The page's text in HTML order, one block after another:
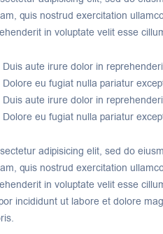
quis nostrud exercitation
in voluptate velit esse
Duis aute irure dolor in
Dolore eu fugiat nulla pariatur
Duis aute irure dolor in
Dolore eu fugiat nulla pariatur
adipisicing elit, sed do
quis nostrud exercitation
in voluptate velit esse
incididunt ut labore et dolore